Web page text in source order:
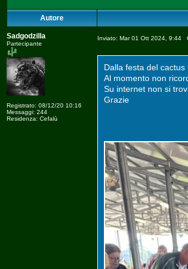
Autore
Sadgodzilla
Partecipante
Registrato: 08/12/20 10:16
Messaggi: 244
Residenza: Cefalù
Inviato: Mar 01 Ott 2024, 9:44
Dalla festa del
Al momento non
Su internet non si
Grazie